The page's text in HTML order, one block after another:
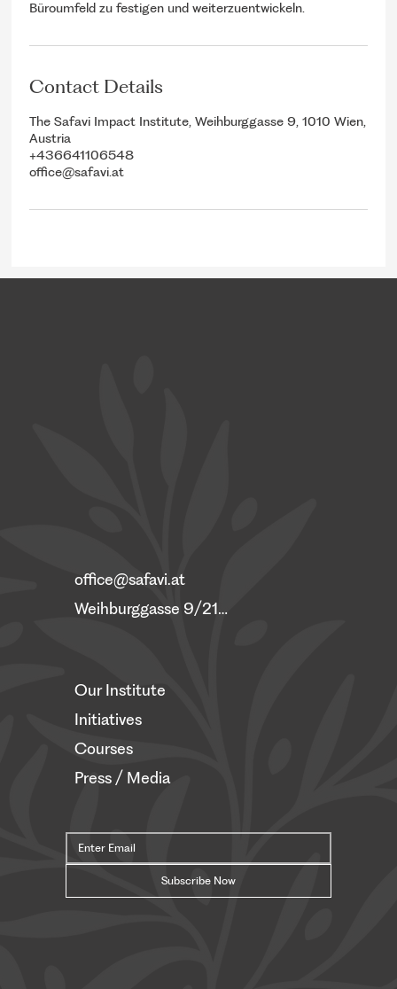
Contact Details
The Safavi Impact Institute, Weihburggasse 9, 1010 Wien,
Austria
+436641106548
office@safavi.at
Our Institute
Initiatives
Courses
Press / Media
office@safavi.at
Weihburggasse 9/21, 1010 Vienna
Subscribe Now